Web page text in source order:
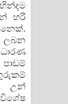
හරි
ලබන
උන්